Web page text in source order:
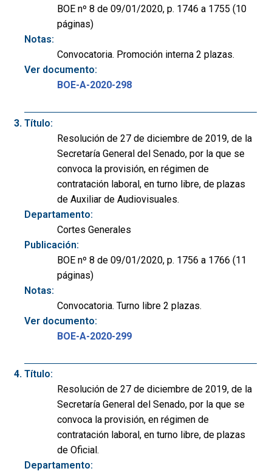
BOE nº 8 de 09/01/2020, p. 1746 a 1755 (10
páginas)
Notas:
Convocatoria. Promoción interna 2 plazas.
Ver documento:
BOE-A-2020-298
Título:
Resolución de 27 de diciembre de 2019, de la
Secretaría General del Senado, por la que se
convoca la provisión, en régimen de
contratación laboral, en turno libre, de plazas
de Auxiliar de Audiovisuales.
Departamento:
Cortes Generales
Publicación:
BOE nº 8 de 09/01/2020, p. 1756 a 1766 (11
páginas)
Notas:
Convocatoria. Turno libre 2 plazas.
Ver documento:
BOE-A-2020-299
Título:
Resolución de 27 de diciembre de 2019, de la
Secretaría General del Senado, por la que se
convoca la provisión, en régimen de
contratación laboral, en turno libre, de plazas
de Oficial.
Departamento: